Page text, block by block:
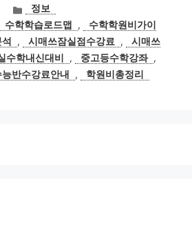
카
테
고
리
정보
수학학습로드맵 ,
수학학원비가이
, 시매쓰잠실점수강료 ,
시매쓰
수학내신대비 , 중고등수학강좌 ,
반수강료안내
, 학원비총정리